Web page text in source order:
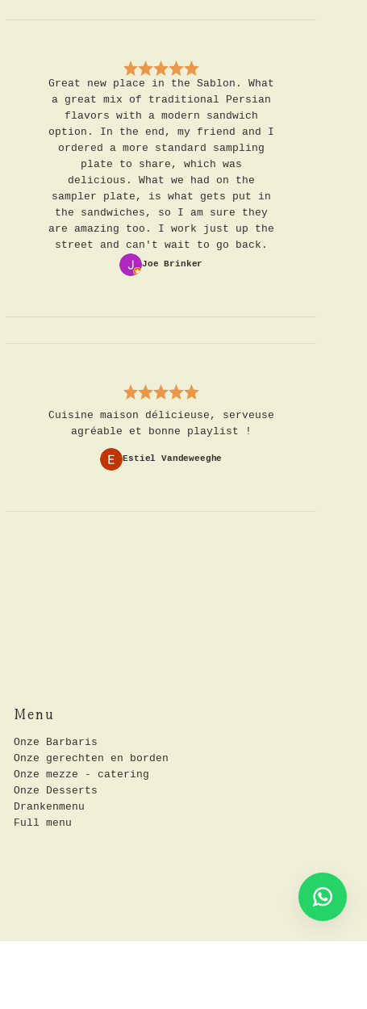
Great new place in the Sablon. What
a great mix of traditional Persian
flavors with a modern sandwich
option. In the end, my friend and I
ordered a more standard sampling
plate to share, which was
delicious. What we had on the
sampler plate, is what gets put in
the sandwiches, so I am sure they
are amazing too. I work just up the
street and can't wait to go back.
Joe Brinker
Cuisine maison délicieuse, serveuse
agréable et bonne playlist !
Estiel Vandeweeghe
Menu
Onze Barbaris
Onze gerechten en borden
Onze mezze - catering
Onze Desserts
Drankenmenu
Full menu